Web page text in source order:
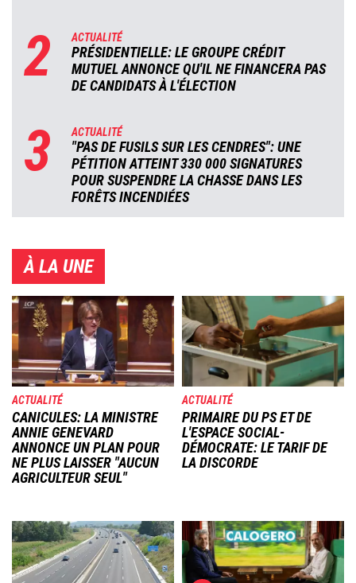
2 ACTUALITÉ
PRÉSIDENTIELLE: LE GROUPE CRÉDIT
MUTUEL ANNONCE QU'IL NE FINANCERA PAS
DE CANDIDATS À L'ÉLECTION
3 ACTUALITÉ
"PAS DE FUSILS SUR LES CENDRES": UNE
PÉTITION ATTEINT 330 000 SIGNATURES
POUR SUSPENDRE LA CHASSE DANS LES
FORÊTS INCENDIÉES
À LA UNE
Image
ACTUALITÉ
CANICULES: LA MINISTRE
ANNIE GENEVARD
ANNONCE UN PLAN POUR
NE PLUS LAISSER "AUCUN
AGRICULTEUR SEUL"
Image
ACTUALITÉ
PRIMAIRE DU PS ET DE
L'ESPACE SOCIAL-
DÉMOCRATE: LE TARIF DE
LA DISCORDE
Image Image